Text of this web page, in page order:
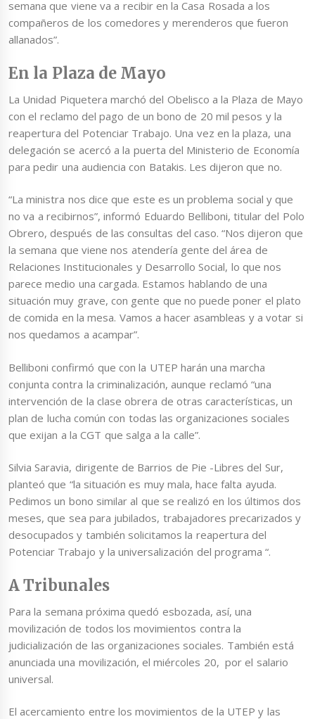
semana que viene va a recibir en la Casa Rosada a los
compañeros de los comedores y merenderos que fueron
allanados”.
En la Plaza de Mayo
La Unidad Piquetera marchó del Obelisco a la Plaza de Mayo
con el reclamo del pago de un bono de 20 mil pesos y la
reapertura del Potenciar Trabajo. Una vez en la plaza, una
delegación se acercó a la puerta del Ministerio de Economía
para pedir una audiencia con Batakis. Les dijeron que no.
“La ministra nos dice que este es un problema social y que
no va a recibirnos”, informó Eduardo Belliboni, titular del Polo
Obrero, después de las consultas del caso. “Nos dijeron que
la semana que viene nos atendería gente del área de
Relaciones Institucionales y Desarrollo Social, lo que nos
parece medio una cargada. Estamos hablando de una
situación muy grave, con gente que no puede poner el plato
de comida en la mesa. Vamos a hacer asambleas y a votar si
nos quedamos a acampar”.
Belliboni confirmó que con la UTEP harán una marcha
conjunta contra la criminalización, aunque reclamó “una
intervención de la clase obrera de otras características, un
plan de lucha común con todas las organizaciones sociales
que exijan a la CGT que salga a la calle”.
Silvia Saravia, dirigente de Barrios de Pie -Libres del Sur,
planteó que “la situación es muy mala, hace falta ayuda.
Pedimos un bono similar al que se realizó en los últimos dos
meses, que sea para jubilados, trabajadores precarizados y
desocupados y también solicitamos la reapertura del
Potenciar Trabajo y la universalización del programa “.
A Tribunales
Para la semana próxima quedó esbozada, así, una
movilización de todos los movimientos contra la
judicialización de las organizaciones sociales. También está
anunciada una movilización, el miércoles 20, por el salario
universal.
El acercamiento entre los movimientos de la UTEP y las